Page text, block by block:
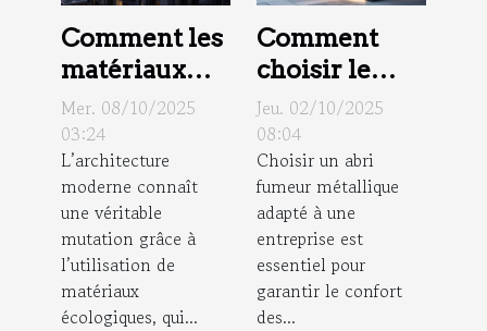
Comment les
matériaux
écologiques
transforment
l'architecture
moderne ?
Mer. 08/10/2025
03:24
L’architecture
moderne connaît
une véritable
mutation grâce à
l’utilisation de
matériaux
écologiques, qui...
Comment
choisir le
meilleur abri
fumeur
métallique
pour votre
entreprise ?
Jeu. 02/10/2025
08:04
Choisir un abri
fumeur métallique
adapté à une
entreprise est
essentiel pour
garantir le confort
des...